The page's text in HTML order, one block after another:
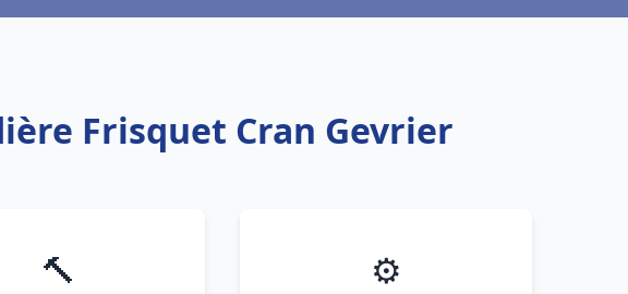
Frisquet Cran Gevrier
🔨 ⚙️